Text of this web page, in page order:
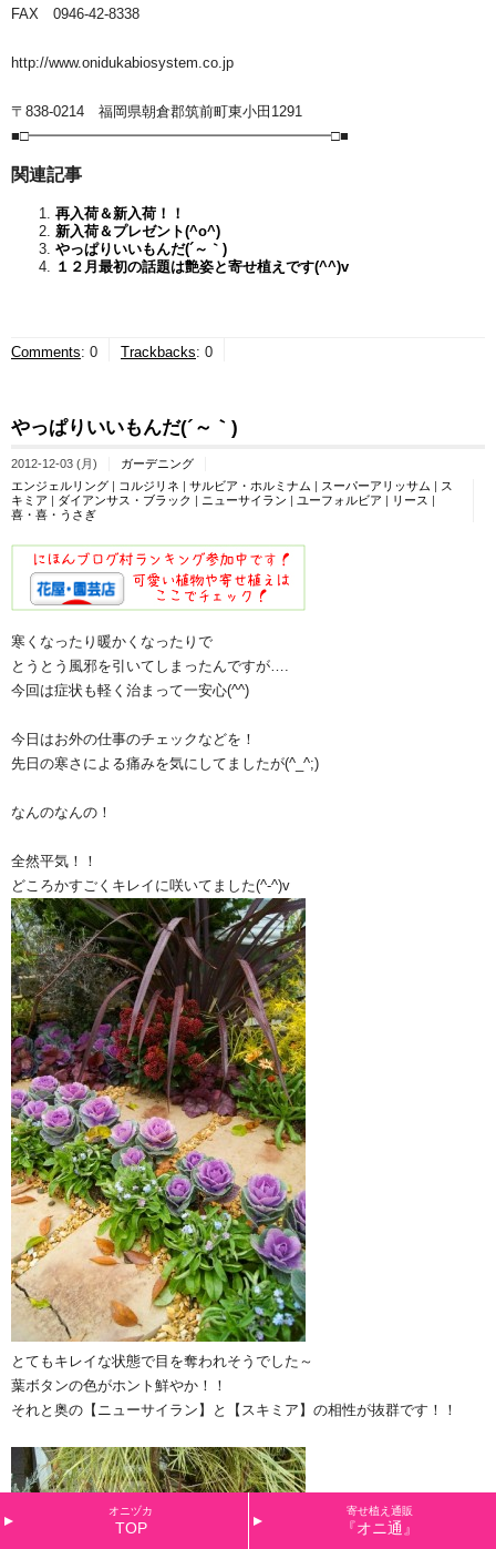
FAX 0946-42-8338
http://www.onidukabiosystem.co.jp
〒838-0214 福岡県朝倉郡筑前町東小田1291
■□━━━━━━━━━━━━━━━━━━━━━□■
関連記事
再入荷＆新入荷！！
新入荷＆プレゼント(^o^)
やっぱりいいもんだ(´～｀)
１２月最初の話題は艶姿と寄せ植えです(^^)v
Comments: 0 Trackbacks: 0
やっぱりいいもんだ(´～｀)
2012-12-03 (月)
ガーデニング
エンジェルリング | コルジリネ | サルビア・ホルミナム | スーパーアリッサム | ス
キミア | ダイアンサス・ブラック | ニューサイラン | ユーフォルビア | リース |
喜・喜・うさぎ
寒くなったり暖かくなったりで
とうとう風邪を引いてしまったんですが….
今回は症状も軽く治まって一安心(^^)
今日はお外の仕事のチェックなどを！
先日の寒さによる痛みを気にしてましたが(^_^;)
なんのなんの！
全然平気！！
どころかすごくキレイに咲いてました(^-^)v
とてもキレイな状態で目を奪われそうでした～
葉ボタンの色がホント鮮やか！！
それと奥の【ニューサイラン】と【スキミア】の相性が抜群です！！
オニヅカ
TOP
寄せ植え通販
『オニ通』